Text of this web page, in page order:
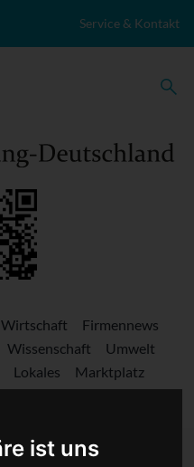
ist uns
Service & Kontakt
Wirtschaft
Firmennews
Wissenschaft
Umwelt
Lokales
Marktplatz